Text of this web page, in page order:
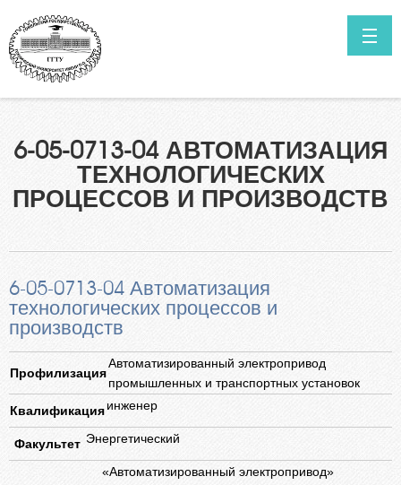
Высшее образование в сокращенные сроки обучения
Нормативные документы
Специальности
Выпускникам инженерных классов
Личный кабинет абитуриента
Целевая подготовка
Абитуриентам из Российской федерации
Зачисление без вступительных испытаний
Родителям абитуриентов
КОНТАКТЫ
ИТОГИ ПРИЁМА ПРОШЛЫХ ЛЕТ
6-05-0713-04 АВТОМАТИЗАЦИЯ
ТЕХНОЛОГИЧЕСКИХ
ПРОЦЕССОВ И ПРОИЗВОДСТВ
6-05-0713-04 Автоматизация
технологических процессов и
производств
Профилизация
Автоматизированный электропривод
промышленных и транспортных установок
Квалификацияинженер
Факультет Энергетический
«Автоматизированный электропривод»